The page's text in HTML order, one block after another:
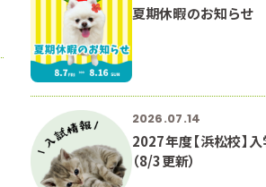
夏期休暇のお知らせ
2026.07.14
2027年度【浜松校】
（8/3更新）